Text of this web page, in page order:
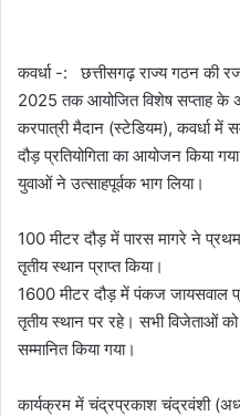
कवर्धा -: छत्तीसगढ़ राज्य गठन की
2025 तक आयोजित विशेष सप्ताह के
करपात्री मैदान (स्टेडियम), कवर्धा में
दौड़ प्रतियोगिता का आयोजन किया
युवाओं ने उत्साहपूर्वक भाग लिया।
100 मीटर दौड़ में पारस मागरे ने
तृतीय स्थान प्राप्त किया।
1600 मीटर दौड़ में पंकज जायसवाल
तृतीय स्थान पर रहे। सभी विजेताओं
सम्मानित किया गया।
कार्यक्रम में चंद्रप्रकाश चंद्रवंशी